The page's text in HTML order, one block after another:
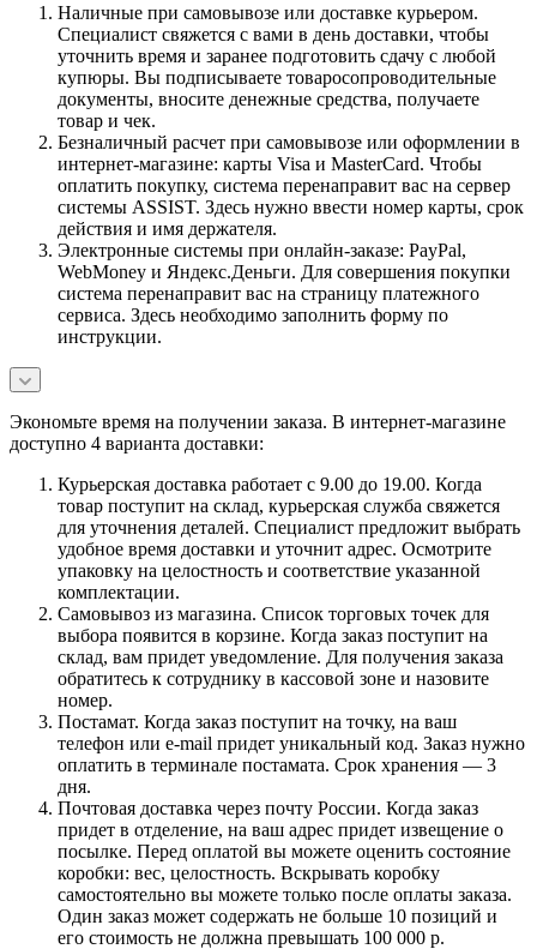
Наличные при самовывозе или доставке курьером.
Специалист свяжется с вами в день доставки, чтобы
уточнить время и заранее подготовить сдачу с любой
купюры. Вы подписываете товаросопроводительные
документы, вносите денежные средства, получаете
товар и чек.
Безналичный расчет при самовывозе или оформлении в
интернет-магазине: карты Visa и MasterCard. Чтобы
оплатить покупку, система перенаправит вас на сервер
системы ASSIST. Здесь нужно ввести номер карты, срок
действия и имя держателя.
Электронные системы при онлайн-заказе: PayPal,
WebMoney и Яндекс.Деньги. Для совершения покупки
система перенаправит вас на страницу платежного
сервиса. Здесь необходимо заполнить форму по
инструкции.
Экономьте время на получении заказа. В интернет-магазине
доступно 4 варианта доставки:
Курьерская доставка работает с 9.00 до 19.00. Когда
товар поступит на склад, курьерская служба свяжется
для уточнения деталей. Специалист предложит выбрать
удобное время доставки и уточнит адрес. Осмотрите
упаковку на целостность и соответствие указанной
комплектации.
Самовывоз из магазина. Список торговых точек для
выбора появится в корзине. Когда заказ поступит на
склад, вам придет уведомление. Для получения заказа
обратитесь к сотруднику в кассовой зоне и назовите
номер.
Постамат. Когда заказ поступит на точку, на ваш
телефон или e-mail придет уникальный код. Заказ нужно
оплатить в терминале постамата. Срок хранения — 3
дня.
Почтовая доставка через почту России. Когда заказ
придет в отделение, на ваш адрес придет извещение о
посылке. Перед оплатой вы можете оценить состояние
коробки: вес, целостность. Вскрывать коробку
самостоятельно вы можете только после оплаты заказа.
Один заказ может содержать не больше 10 позиций и
его стоимость не должна превышать 100 000 р.